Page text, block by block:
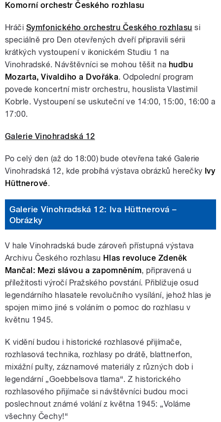
Komorní orchestr Českého rozhlasu
Hráči Symfonického orchestru Českého rozhlasu si
speciálně pro Den otevřených dveří připravili sérii
krátkých vystoupení v ikonickém Studiu 1 na
Vinohradské. Návštěvníci se mohou těšit na hudbu
Mozarta, Vivaldiho a Dvořáka. Odpolední program
povede koncertní mistr orchestru, houslista Vlastimil
Kobrle. Vystoupení se uskuteční ve 14:00, 15:00, 16:00 a
17:00.
Galerie Vinohradská 12
Po celý den (až do 18:00) bude otevřena také Galerie
Vinohradská 12, kde probíhá výstava obrázků herečky Ivy
Hüttnerové.
Galerie Vinohradská 12: Iva Hüttnerová –
Obrázky
V hale Vinohradská bude zároveň přístupná výstava
Archivu Českého rozhlasu Hlas revoluce Zdeněk
Mančal: Mezi slávou a zapomněním, připravená u
příležitosti výročí Pražského povstání. Přibližuje osud
legendárního hlasatele revolučního vysílání, jehož hlas je
spojen mimo jiné s voláním o pomoc do rozhlasu v
květnu 1945.
K vidění budou i historické rozhlasové přijímače,
rozhlasová technika, rozhlasy po drátě, blattnerfon,
mixážní pulty, záznamové materiály z různých dob i
legendární „Goebbelsova tlama“. Z historického
rozhlasového přijímače si návštěvníci budou moci
poslechnout známé volání z května 1945: „Voláme
všechny Čechy!“